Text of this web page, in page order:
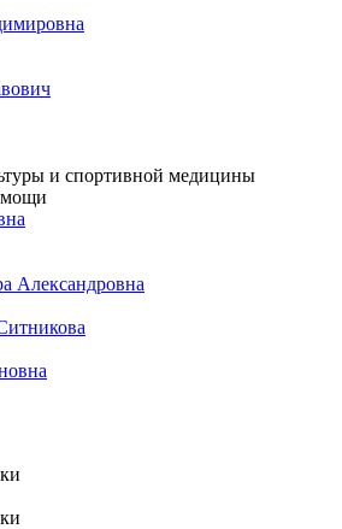
и спортивной медицины
Александровна